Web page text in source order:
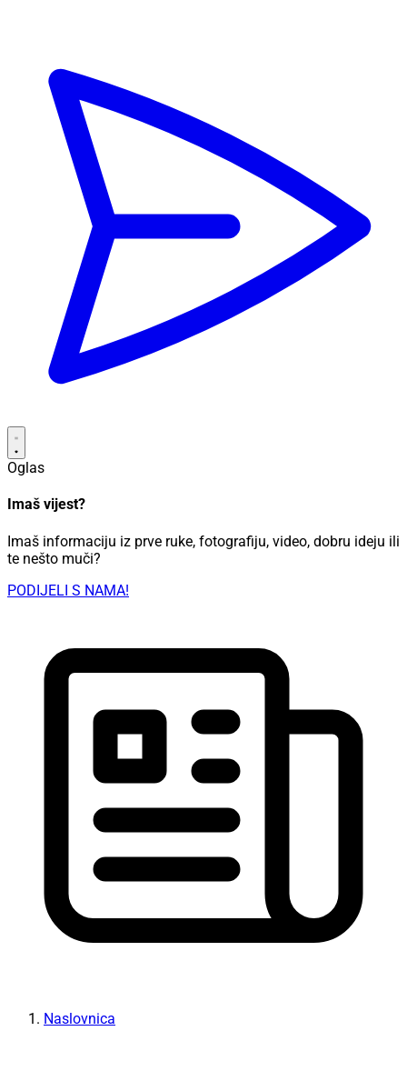
Oglas
Imaš vijest?
Imaš informaciju iz prve ruke, fotografiju, video, dobru ideju ili
te nešto muči?
PODIJELI S NAMA!
Naslovnica